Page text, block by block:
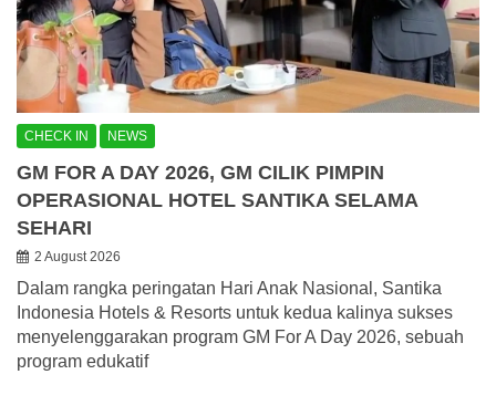
CHECK IN NEWS
GM FOR A DAY 2026, GM CILIK PIMPIN
OPERASIONAL HOTEL SANTIKA SELAMA
SEHARI
2 August 2026
Dalam rangka peringatan Hari Anak Nasional, Santika
Indonesia Hotels & Resorts untuk kedua kalinya sukses
menyelenggarakan program GM For A Day 2026, sebuah
program edukatif